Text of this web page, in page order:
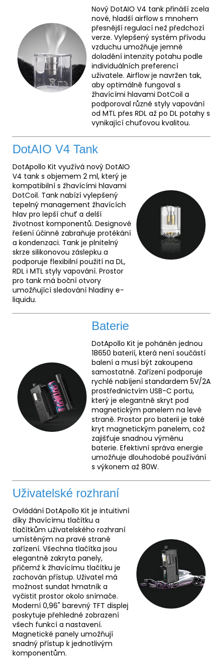
Nový DotAIO V4 tank přináší zcela
nové, hladší airflow s mnohem
přesnější regulací než předchozí
verze. Vylepšený systém přívodu
vzduchu umožňuje jemné
doladění intenzity potahu podle
individuálních preferencí
uživatele. Airflow je navržen tak,
aby optimálně fungoval s
žhavícími hlavami DotCoil a
podporoval různé styly vapování
od MTL přes RDL až po DL potahy s
vynikající chuťovou kvalitou.
DotAIO V4 Tank
DotApollo Kit využívá nový DotAIO
V4 tank s objemem 2 ml, který je
kompatibilní s žhavícími hlavami
DotCoil. Tank nabízí vylepšený
tepelný management žhavících
hlav pro lepší chuť a delší
životnost komponentů. Designové
řešení účinně zabraňuje protékání
a kondenzaci. Tank je plnitelný
skrze silikonovou záslepku a
podporuje flexibilní použití na DL,
RDL i MTL styly vapování. Prostor
pro tank má boční otvory
umožňující sledování hladiny e-
liquidu.
Baterie
DotApollo Kit je poháněn jednou
18650 baterií, která není součástí
balení a musí být zakoupena
samostatně. Zařízení podporuje
rychlé nabíjení standardem 5V/2A
prostřednictvím USB-C portu,
který je elegantně skryt pod
magnetickým panelem na levé
straně. Prostor pro baterii je také
kryt magnetickým panelem, což
zajišťuje snadnou výměnu
baterie. Efektivní správa energie
umožňuje dlouhodobé používání
s výkonem až 80W.
Uživatelské rozhraní
Ovládání DotApollo Kit je intuitivní
díky žhavícímu tlačítku a
tlačítkům uživatelského rozhraní
umístěným na pravé straně
zařízení. Všechna tlačítka jsou
elegantně zakryta panely,
přičemž k žhavícímu tlačítku je
zachován přístup. Uživatel má
možnost sundat hmatník a
vyčistit prostor okolo snímače.
Moderní 0,96" barevný TFT displej
poskytuje přehledné zobrazení
všech funkcí a nastavení.
Magnetické panely umožňují
snadný přístup k jednotlivým
komponentům.